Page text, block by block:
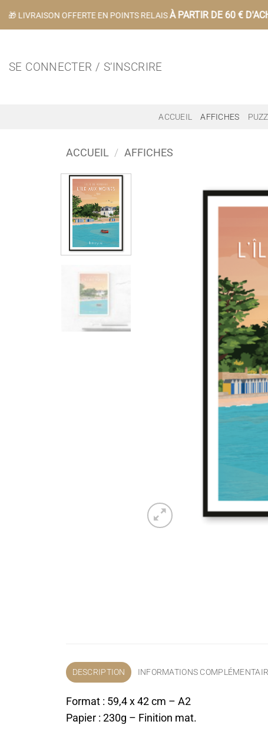
🎁 LIVRAISON OFFERTE EN POINTS RELAISÀ PARTIR DE 60 €
SE CONNECTER / S’INSCRIRE
ACCUEIL AFFICHES
ACCUEIL / AFFICHES
DESCRIPTION INFORMATIONS
Format : 59,4 x 42 cm – A2
Papier : 230g – Finition mat.